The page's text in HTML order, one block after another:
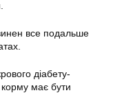
все подальше
діабету-
має бути